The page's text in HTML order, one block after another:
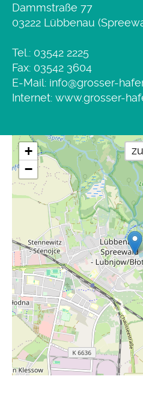
Dammstraße 77
03222 Lübbenau
Tel.: 03542 2225
Fax: 03542 3604
E-Mail: info@grosser-
Internet: www.grosser-
+
−